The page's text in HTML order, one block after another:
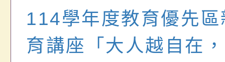
114學年度教育優先
育講座「大人越自在